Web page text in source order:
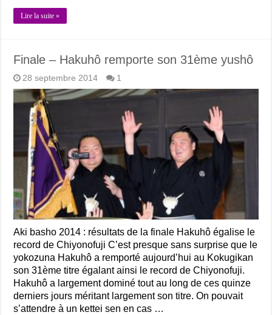
Lire la suite »
Finale – Hakuhô remporte son 31ème yushô
28 septembre 2014 1
Aki basho 2014 : résultats de la finale Hakuhô égalise le
record de Chiyonofuji C’est presque sans surprise que le
yokozuna Hakuhô a remporté aujourd’hui au Kokugikan
son 31ème titre égalant ainsi le record de Chiyonofuji.
Hakuhô a largement dominé tout au long de ces quinze
derniers jours méritant largement son titre. On pouvait
s’attendre à un kettei sen en cas …